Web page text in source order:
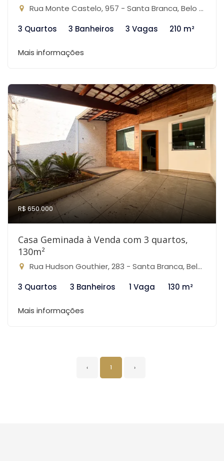
Rua Monte Castelo, 957 - Santa Branca, Belo Horizonte-MG
3 Quartos
3 Banheiros 3 Vagas 210 m²
Mais informações
R$ 650.000
Casa Geminada à Venda com 3 quartos,
130m²
Rua Hudson Gouthier, 283 - Santa Branca, Belo Horizonte-MG
3 Quartos
3 Banheiros 1 Vaga 130 m²
Mais informações
‹ 1 ›